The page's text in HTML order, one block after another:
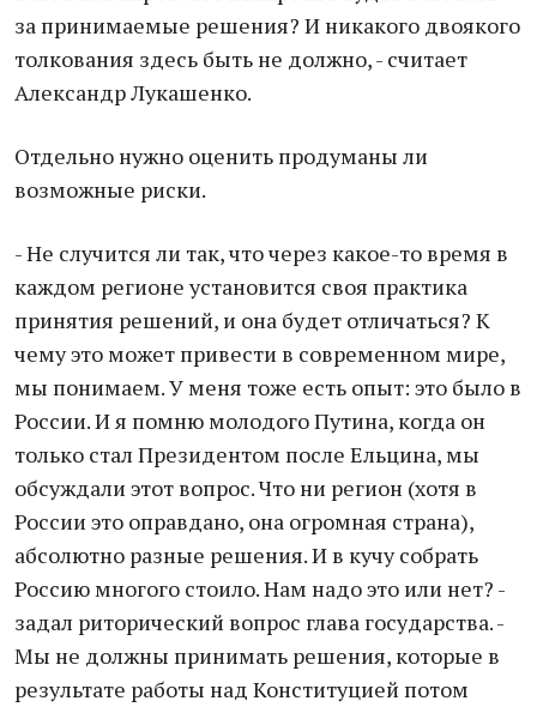
за принимаемые решения? И никакого двоякого
толкования здесь быть не должно, - считает
Александр Лукашенко.
Отдельно нужно оценить продуманы ли
возможные риски.
- Не случится ли так, что через какое-то время в
каждом регионе установится своя практика
принятия решений, и она будет отличаться? К
чему это может привести в современном мире,
мы понимаем. У меня тоже есть опыт: это было в
России. И я помню молодого Путина, когда он
только стал Президентом после Ельцина, мы
обсуждали этот вопрос. Что ни регион (хотя в
России это оправдано, она огромная страна),
абсолютно разные решения. И в кучу собрать
Россию многого стоило. Нам надо это или нет? -
задал риторический вопрос глава государства. -
Мы не должны принимать решения, которые в
результате работы над Конституцией потом